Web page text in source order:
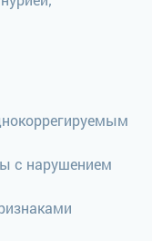
с нарушением